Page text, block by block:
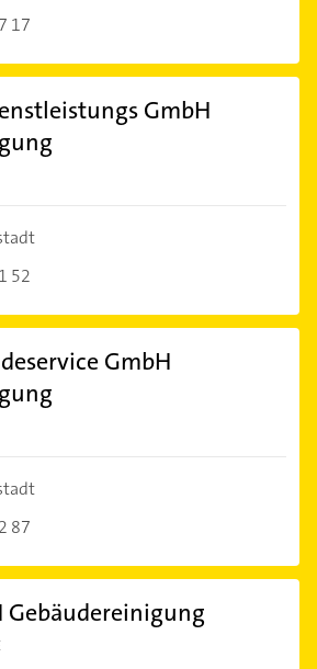
17
GmbH
52
GmbH
87
Gebäudereinigung